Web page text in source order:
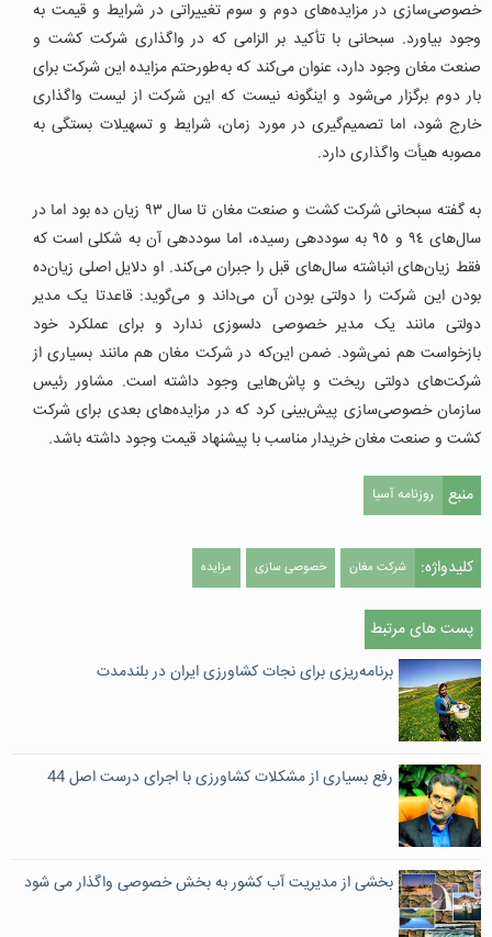
خصوصی‌سازی در مزایده‌های دوم و سوم تغییراتی در شرایط و قیمت به
وجود بیاورد. سبحانی با تأکید بر الزامی که در واگذاری شرکت کشت و
صنعت مغان وجود دارد، عنوان می‌کند که به‌طورحتم مزایده این شرکت برای
بار دوم برگزار می‌شود و اینگونه نیست که این شرکت از لیست واگذاری
خارج شود، اما تصمیم‌گیری در مورد زمان، شرایط و تسهیلات بستگی به
مصوبه هیأت واگذاری دارد.
به گفته سبحانی شرکت کشت و صنعت مغان تا‌ سال ٩٣ زیان ده بود اما در
سال‌های ٩٤ و ٩٥ به سوددهی رسیده، اما سوددهی آن به شکلی است که
فقط زیان‌های انباشته سال‌های قبل را جبران می‌کند. او دلایل اصلی زیان‌ده
بودن این شرکت را دولتی بودن آن می‌داند و می‌گوید: قاعدتا یک مدیر
دولتی مانند یک مدیر خصوصی دلسوزی ندارد و برای عملکرد خود
بازخواست هم نمی‌شود. ضمن این‌که در شرکت مغان هم مانند بسیاری از
شرکت‌های دولتی ریخت و پاش‌هایی وجود داشته است. مشاور رئیس
سازمان خصوصی‌سازی پیش‌بینی کرد که در مزایده‌های بعدی برای شرکت
کشت و صنعت مغان خریدار مناسب با پیشنهاد قیمت وجود داشته باشد.
منبع روزنامه آسیا
کلیدواژه: شرکت مغان خصوصی سازی مزایده
پست های مرتبط
برنامه‌ریزی برای نجات کشاورزی ایران در بلندمدت
رفع بسیاری از مشکلات کشاورزی با اجرای درست اصل 44
بخشی از مدیریت آب کشور به بخش خصوصی واگذار می شود